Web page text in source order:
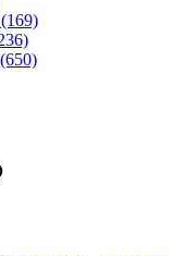
(169)
(650)